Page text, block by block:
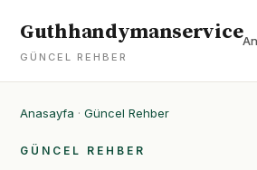
Guthhandymanservice
GÜNCEL REHBER
Anasayfa · Güncel Rehber
GÜNCEL REHBER